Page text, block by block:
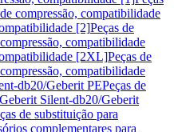
compressão, compatibilidade
[2]Peças de
compatibilidade
[2XL]Peças de
compatibilidade
db20/Geberit PEPeças de
Silent-db20/Geberit
de substituição para
complementares para